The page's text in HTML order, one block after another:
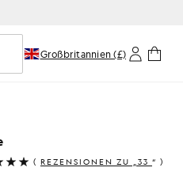
ausschalten
Großbritannien (£)
( REZENSIONEN ZU „33 “ )